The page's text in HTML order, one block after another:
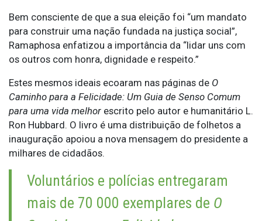
Bem consciente de que a sua eleição foi “um mandato
para construir uma nação fundada na justiça social”,
Ramaphosa enfatizou a importância da “lidar uns com
os outros com honra, dignidade e respeito.”
Estes mesmos ideais ecoaram nas páginas de O
Caminho para a Felicidade: Um Guia de Senso Comum
para uma vida melhor escrito pelo autor e humanitário L.
Ron Hubbard. O livro é uma distribuição de folhetos a
inauguração apoiou a nova mensagem do presidente a
milhares de cidadãos.
Voluntários e polícias entregaram
mais de 70 000 exemplares de O